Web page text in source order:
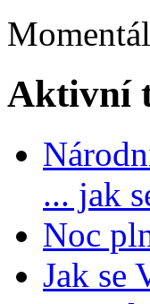
Aktivní
... jak
Noc
Jak se